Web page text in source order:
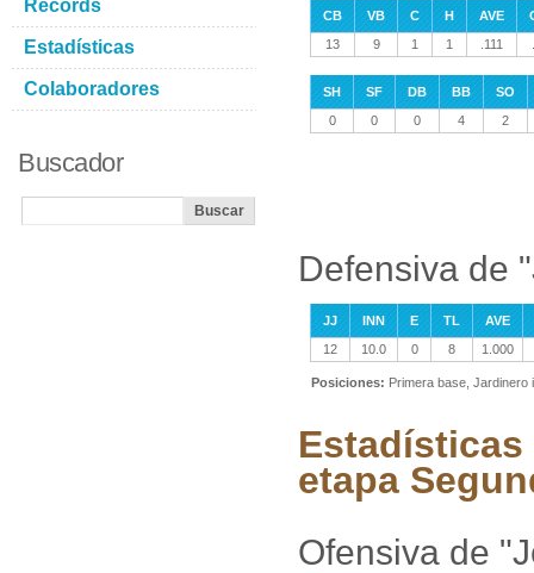
CB VB C H AVE
13
9 1 1 .111
SH SF DB BB
SO
0
0 0 4 2
Defensiva de
JJ INN E TL
AVE
12
10.0 0 8 1.000
Posiciones: Primera base, Jardinero
Estadísticas
etapa
Ofensiva de
Records
Estadísticas
Colaboradores
Buscador